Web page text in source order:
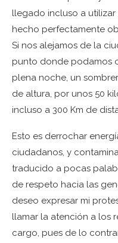
llegado incluso a
hecho perfectamente
Si nos alejamos de la
punto donde podamos
plena noche, un
de altura, por unos 50
incluso a 300 Km de
Esto es derrochar
ciudadanos, y
traducido a pocas
de respeto hacia las
deseo expresar mi
llamar la atención a los
cargo, pues de lo